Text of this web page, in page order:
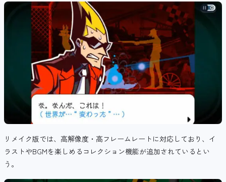
リメイク版では、高解像度・高フレームレートに対応しており、イ
ラストやBGMを楽しめるコレクション機能が追加されているとい
う。